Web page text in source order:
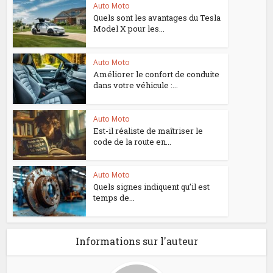
Auto Moto
Quels sont les avantages du Tesla
Model X pour les...
Auto Moto
Améliorer le confort de conduite
dans votre véhicule :...
Auto Moto
Est-il réaliste de maîtriser le
code de la route en...
Auto Moto
Quels signes indiquent qu’il est
temps de...
Informations sur l'auteur